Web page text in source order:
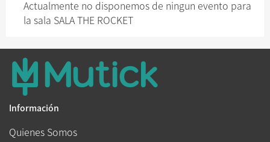
Actualmente no disponemos de ningun evento para
la sala SALA THE ROCKET
Información
Quienes Somos